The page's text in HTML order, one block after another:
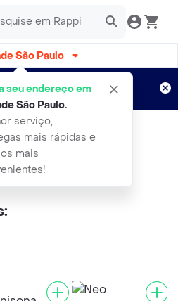
São Paulo
seu endereço em
São Paulo.
serviço,
mais rápidas e
mais
por 15 dias!
Aplicam T&C